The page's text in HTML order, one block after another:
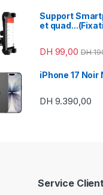
Support
et
DH 99,00 DH
iPhone 17 Noir
DH 9.390,00
Service Client